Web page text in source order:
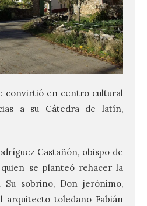
convirtió en centro cultural
a su Cátedra de latín,
Castañón, obispo de
se planteó rehacer la
Su sobrino, Don jerónimo,
arquitecto toledano Fabián